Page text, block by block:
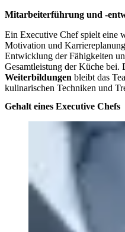
Mitarbeiterführung und -
Ein Executive Chef spielt eine
Motivation und
Entwicklung der Fähigkeiten
Gesamtleistung der Küche bei.
Weiterbildungen bleibt das
kulinarischen Techniken und
Gehalt eines Executive Chefs